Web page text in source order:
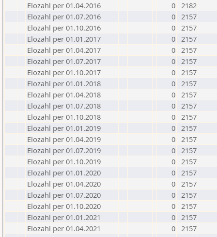
Elozahl per 01.04.2016
0 2182
Elozahl per 01.07.2016
0 2157
Elozahl per 01.10.2016
0 2157
Elozahl per 01.01.2017
0 2157
Elozahl per 01.04.2017
0 2157
Elozahl per 01.07.2017
0 2157
Elozahl per 01.10.2017
0 2157
Elozahl per 01.01.2018
0 2157
Elozahl per 01.04.2018
0 2157
Elozahl per 01.07.2018
0 2157
Elozahl per 01.10.2018
0 2157
Elozahl per 01.01.2019
0 2157
Elozahl per 01.04.2019
0 2157
Elozahl per 01.07.2019
0 2157
Elozahl per 01.10.2019
0 2157
Elozahl per 01.01.2020
0 2157
Elozahl per 01.04.2020
0 2157
Elozahl per 01.07.2020
0 2157
Elozahl per 01.10.2020
0 2157
Elozahl per 01.01.2021
0 2157
Elozahl per 01.04.2021
0 2157